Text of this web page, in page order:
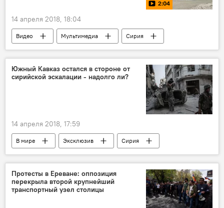
2:04
14 апреля 2018, 18:04
Видео Мультимедиа
Сирия
Дамаск
США
Южный Кавказ остался в стороне от
сирийской эскалации - надолго ли?
14 апреля 2018, 17:59
В мире Эксклюзив
Сирия
эскалация
Южный Кавказ
Протесты в Ереване: оппозиция
перекрыла второй крупнейший
транспортный узел столицы